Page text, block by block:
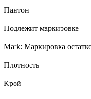
Пантон
Подлежит маркировке
Mark: Маркировка
Плотность
Крой